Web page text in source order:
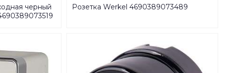
черный
Розетка Werkel 4690389073489